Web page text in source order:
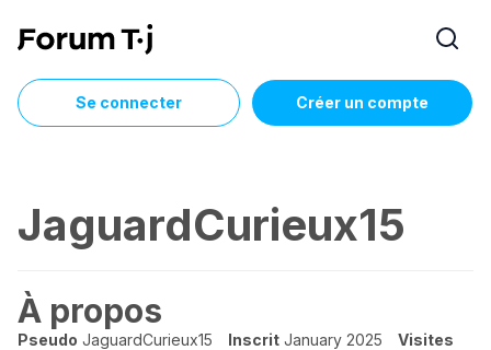
Se connecter Créer un compte
JaguardCurieux15
À propos
Pseudo JaguardCurieux15 Inscrit January 2025
Visites